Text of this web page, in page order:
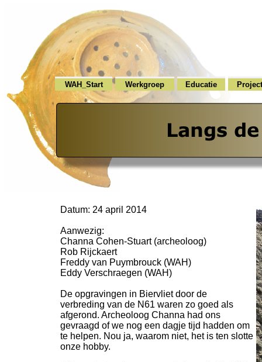
WAH_Start Werkgroep Educatie
Datum: 24 april 2014
Aanwezig:
Channa Cohen-Stuart (archeoloog)
Rob Rijckaert
Freddy van Puymbrouck (WAH)
Eddy Verschraegen (WAH)
De opgravingen in Biervliet door de
verbreding van de N61 waren zo goed als
afgerond. Archeoloog Channa had ons
gevraagd of we nog een dagje tijd hadden om
te helpen. Nou ja, waarom niet, het is ten slotte
onze hobby.